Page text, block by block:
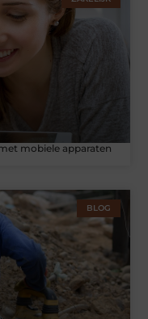
mobiele apparaten
BLOG